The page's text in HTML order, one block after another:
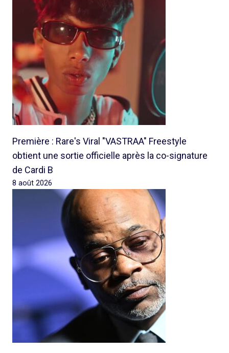
Première : Rare's Viral "VASTRAA" Freestyle
obtient une sortie officielle après la co-signature
de Cardi B
8 août 2026